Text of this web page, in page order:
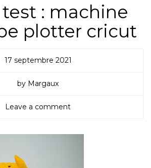
test : machine
plotter cricut
17 septembre 2021
by Margaux
Leave a comment